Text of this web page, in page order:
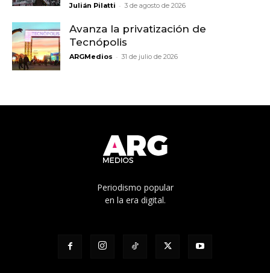
Julián Pilatti - 3 de agosto de 2026
Avanza la privatización de
Tecnópolis
ARGMedios - 31 de julio de 2026
Periodismo popular
en la era digital.